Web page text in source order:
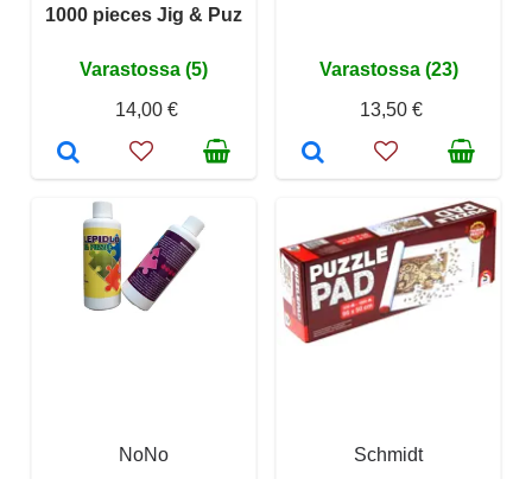
1000 pieces Jig & Puz
Varastossa (5)
14,00 €
Varastossa (23)
13,50 €
NoNo
Schmidt